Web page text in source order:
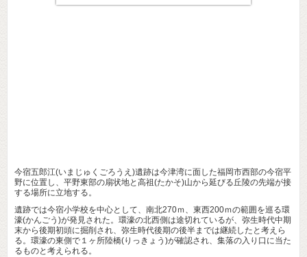
今宿五郎江(いまじゅくごろうえ)遺跡は今津湾に面した福岡市西部の今宿平
野に位置し、平野東部の扇状地と高祖(たかそ)山から延びる丘陵の先端が接
する場所に立地する。
遺跡では今宿小学校を中心として、南北270ｍ、東西200ｍの範囲を巡る環
濠(かんごう)が発見された。環濠の北西側は途切れているが、弥生時代中期
末から後期初頭に掘削され、弥生時代後期の後半までは継続したと考えら
る。環濠の東側で１ヶ所陸橋(りっきょう)が確認され、集落の入り口に当た
るものと考えられる。